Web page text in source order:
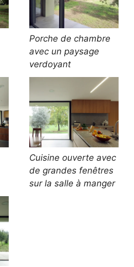
Porche de chambre
avec un paysage
verdoyant
Cuisine ouverte avec
de grandes fenêtres
sur la salle à manger